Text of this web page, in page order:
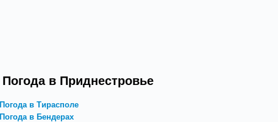
Погода в Приднестровье
Погода в Тирасполе
Погода в Бендерах